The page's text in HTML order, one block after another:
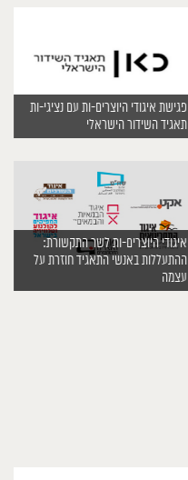
פגישת איגודי היוצרים-ות עם נציגי-ות
תאגיד השידור הישראלי
איגודי היוצרים-ות לשר התקשורת:
ההתעללות באנשי התאגיד חוזרת על
עצמה